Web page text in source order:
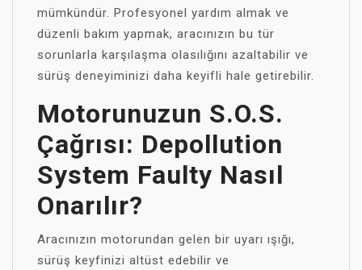
mümkündür. Profesyonel yardım almak ve
düzenli bakım yapmak, aracınızın bu tür
sorunlarla karşılaşma olasılığını azaltabilir ve
sürüş deneyiminizi daha keyifli hale getirebilir.
Motorunuzun S.O.S.
Çağrısı: Depollution
System Faulty Nasıl
Onarılır?
Aracınızın motorundan gelen bir uyarı ışığı,
sürüş keyfinizi altüst edebilir ve